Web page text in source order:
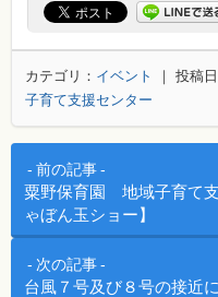
カテゴリ： イベント ｜ 投稿日
子育て支援センター
投稿ナビゲーシ
前の記事
粟野保育園 地域子育て
ゃぼん玉ショー】
次の記事
台風７号及び８号の接近